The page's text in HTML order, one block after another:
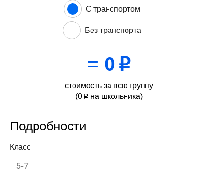
С транспортом
Без транспорта
= 0 p
стоимость за всю группу
(0 p на школьника)
Подробности
Класс